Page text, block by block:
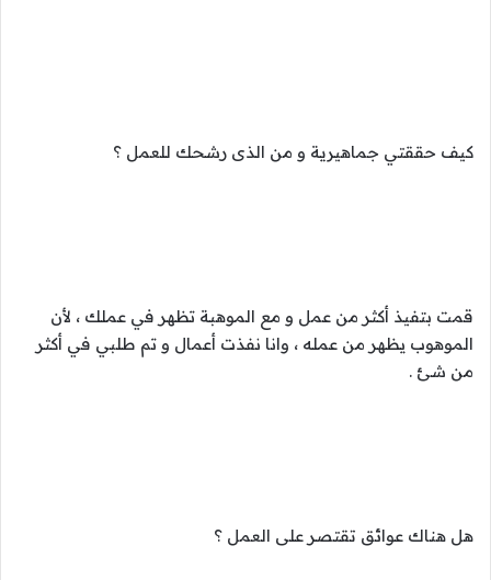
كيف حققتي جماهيرية و من الذى رشحك للعمل ؟
قمت بتفيذ أكثر من عمل و مع الموهبة تظهر في عملك ، لأن
الموهوب يظهر من عمله ، وانا نفذت أعمال و تم طلبي في أكثر
من شئ .
هل هناك عوائق تقتصر على العمل ؟